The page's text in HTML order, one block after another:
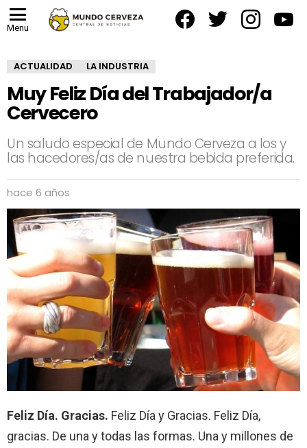
Menu
ACTUALIDAD LA INDUSTRIA
Muy Feliz Día del Trabajador/a
Cervecero
Un saludo especial de Mundo Cerveza a los y
las hacedores/as de nuestra bebida preferida.
hace 6 años
Feliz Día. Gracias. Feliz Día y Gracias. Feliz Día,
gracias. De una y todas las formas. Una y millones de